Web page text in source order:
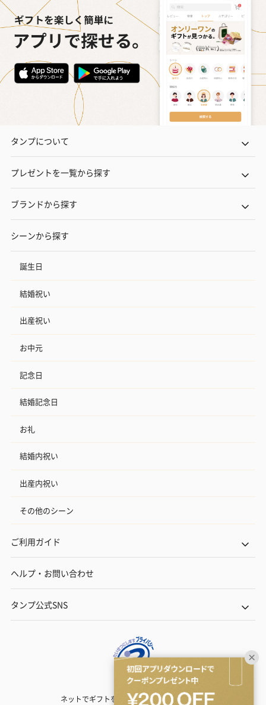
タンプについて
プレゼントを一覧から探す
ブランドから探す
シーンから探す
誕生日
結婚祝い
出産祝い
お中元
記念日
結婚記念日
お礼
結婚内祝い
出産内祝い
その他のシーン
ご利用ガイド
ヘルプ・お問い合わせ
タンプ公式SNS
ネットでギフトを贈るなら | TANP（タンプ）